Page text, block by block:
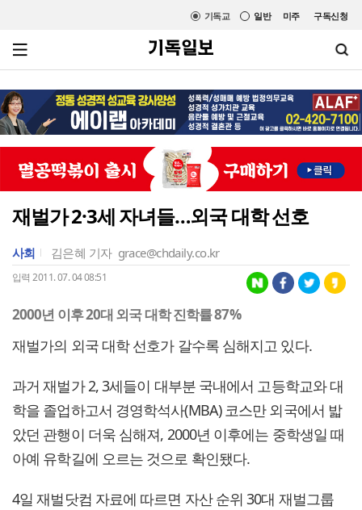
미주 구독신청
일반
기독교
재벌가 2·3세 자녀들…외국 대학 선호
사회 김은혜 기자 grace@chdaily.co.kr
입력 2011. 07. 04 08:51
2000년 이후 20대 외국 대학 진학률 87%
재벌가의 외국 대학 선호가 갈수록 심해지고 있다.
과거 재벌가 2, 3세들이 대부분 국내에서 고등학교와 대
학을 졸업하고서 경영학석사(MBA) 코스만 외국에서 밟
았던 관행이 더욱 심해져, 2000년 이후에는 중학생일 때
아예 유학길에 오르는 것으로 확인됐다.
4일 재벌닷컴 자료에 따르면 자산 순위 30대 재벌그룹